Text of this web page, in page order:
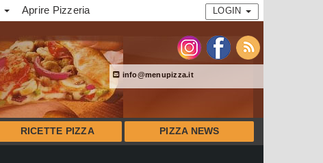
Aprire Pizzeria LOGIN
info@menupizza.it
RICETTE PIZZA PIZZA NEWS